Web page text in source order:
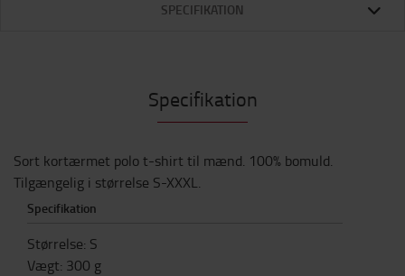
SPECIFIKATION
Specifikation
Sort kortærmet polo t-shirt til mænd. 100% bomuld.
Tilgængelig i størrelse S-XXXL.
Specifikation
Størrelse: S
Vægt: 300 g